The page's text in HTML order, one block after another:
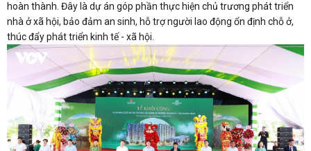
hoàn thành. Đây là dự án góp phần thực hiện chủ trương phát triển
nhà ở xã hội, bảo đảm an sinh, hỗ trợ người lao động ổn định chỗ ở,
thúc đẩy phát triển kinh tế - xã hội.